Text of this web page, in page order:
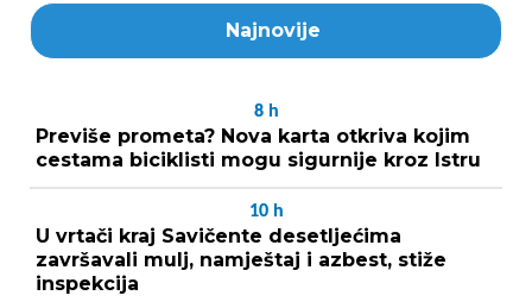
Najnovije
8 h
Previše prometa? Nova karta otkriva kojim
cestama biciklisti mogu sigurnije kroz Istru
10 h
U vrtači kraj Savičente desetljećima
završavali mulj, namještaj i azbest, stiže
inspekcija